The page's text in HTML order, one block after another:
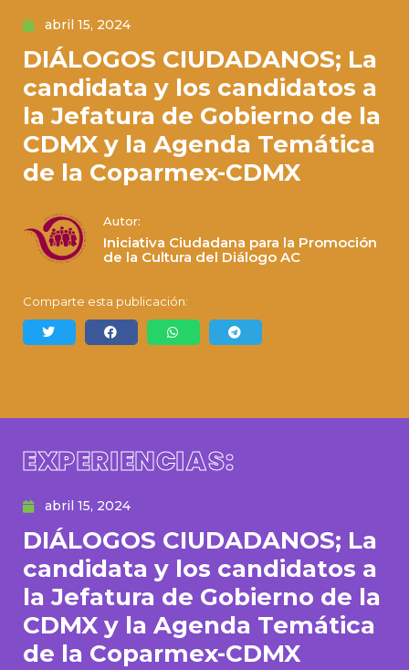
abril 15, 2024
DIÁLOGOS CIUDADANOS; La
candidata y los candidatos a
la Jefatura de Gobierno de la
CDMX y la Agenda Temática
de la Coparmex-CDMX
Autor:
Iniciativa Ciudadana para la Promoción
de la Cultura del Diálogo AC
Comparte esta publicación:
EXPERIENCIAS:
abril 15, 2024
DIÁLOGOS CIUDADANOS; La
candidata y los candidatos a
la Jefatura de Gobierno de la
CDMX y la Agenda Temática
de la Coparmex-CDMX